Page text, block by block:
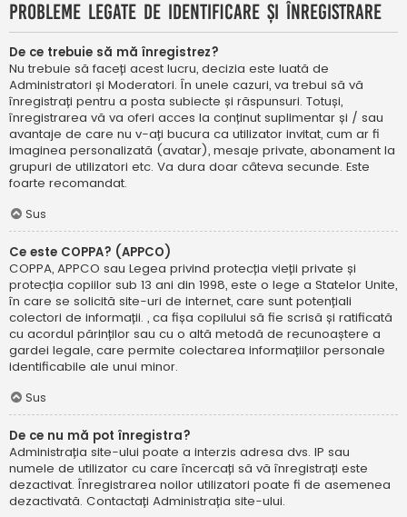
Probleme legate de identificare și înregistrare
De ce trebuie să mă înregistrez?
Nu trebuie să faceți acest lucru, decizia este luată de
Administratori și Moderatori. În unele cazuri, va trebui să vă
înregistrați pentru a posta subiecte și răspunsuri. Totuși,
înregistrarea vă va oferi acces la conținut suplimentar și / sau
avantaje de care nu v-ați bucura ca utilizator invitat, cum ar fi
imaginea personalizată (avatar), mesaje private, abonament la
grupuri de utilizatori etc. Va dura doar câteva secunde. Este
foarte recomandat.
Sus
Ce este COPPA? (APPCO)
COPPA, APPCO sau Legea privind protecția vieții private și
protecția copiilor sub 13 ani din 1998, este o lege a Statelor Unite,
în care se solicită site-uri de internet, care sunt potențiali
colectori de informații. , ca fișa copilului să fie scrisă și ratificată
cu acordul părinților sau cu o altă metodă de recunoaștere a
gardei legale, care permite colectarea informațiilor personale
identificabile ale unui minor.
Sus
De ce nu mă pot înregistra?
Administrația site-ului poate a interzis adresa dvs. IP sau
numele de utilizator cu care încercați să vă înregistrați este
dezactivat. Înregistrarea noilor utilizatori poate fi de asemenea
dezactivată. Contactați Administrația site-ului.